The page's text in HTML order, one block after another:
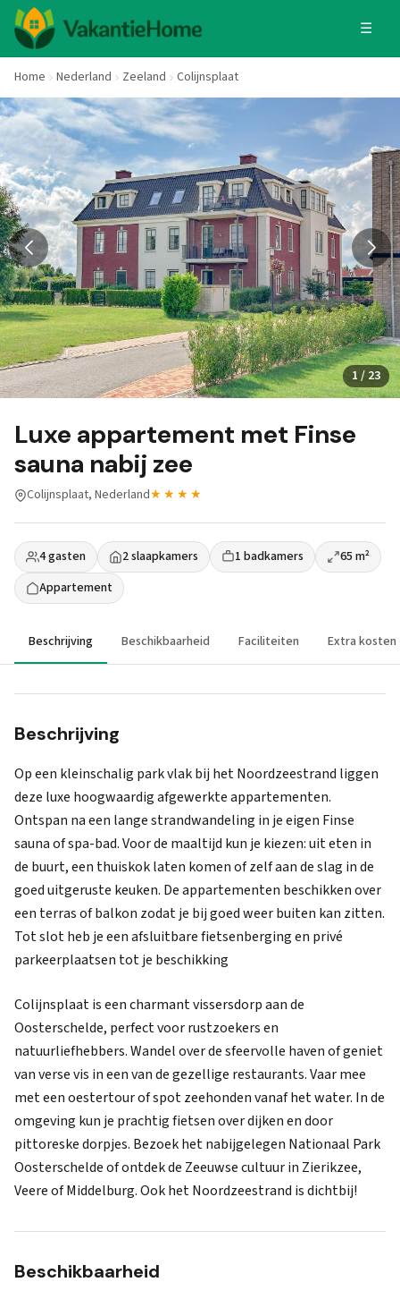
☰
Home Nederland Zeeland Colijnsplaat
1 / 23
Luxe appartement met Finse
sauna nabij zee
Colijnsplaat, Nederland★★★★
4 gasten 2 slaapkamers 1 badkamers
65 m²
Appartement
Beschrijving Beschikbaarheid Faciliteiten Extra kosten
Beschrijving
Op een kleinschalig park vlak bij het Noordzeestrand liggen
deze luxe hoogwaardig afgewerkte appartementen.
Ontspan na een lange strandwandeling in je eigen Finse
sauna of spa-bad. Voor de maaltijd kun je kiezen: uit eten in
de buurt, een thuiskok laten komen of zelf aan de slag in de
goed uitgeruste keuken. De appartementen beschikken over
een terras of balkon zodat je bij goed weer buiten kan zitten.
Tot slot heb je een afsluitbare fietsenberging en privé
parkeerplaatsen tot je beschikking
Colijnsplaat is een charmant vissersdorp aan de
Oosterschelde, perfect voor rustzoekers en
natuurliefhebbers. Wandel over de sfeervolle haven of geniet
van verse vis in een van de gezellige restaurants. Vaar mee
met een oestertour of spot zeehonden vanaf het water. In de
omgeving kun je prachtig fietsen over dijken en door
pittoreske dorpjes. Bezoek het nabijgelegen Nationaal Park
Oosterschelde of ontdek de Zeeuwse cultuur in Zierikzee,
Veere of Middelburg. Ook het Noordzeestrand is dichtbij!
Beschikbaarheid